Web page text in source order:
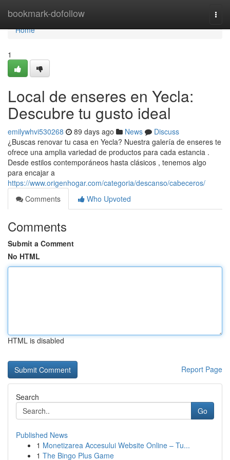
bookmark-dofollow
Home
Home
1
Local de enseres en Yecla:
Descubre tu gusto ideal
emilywhvi530268 89 days ago News
Discuss
¿Buscas renovar tu casa en Yecla? Nuestra galería de enseres te
ofrece una amplia variedad de productos para cada estancia .
Desde estilos contemporáneos hasta clásicos , tenemos algo
para encajar a
https://www.origenhogar.com/categoria/descanso/cabeceros/
Comments
Who Upvoted
Comments
Submit a Comment
No HTML
HTML is disabled
Report Page
Search
Go
Published News
1 Monetizarea Accesului Website Online – Tu...
1 The Bingo Plus Game